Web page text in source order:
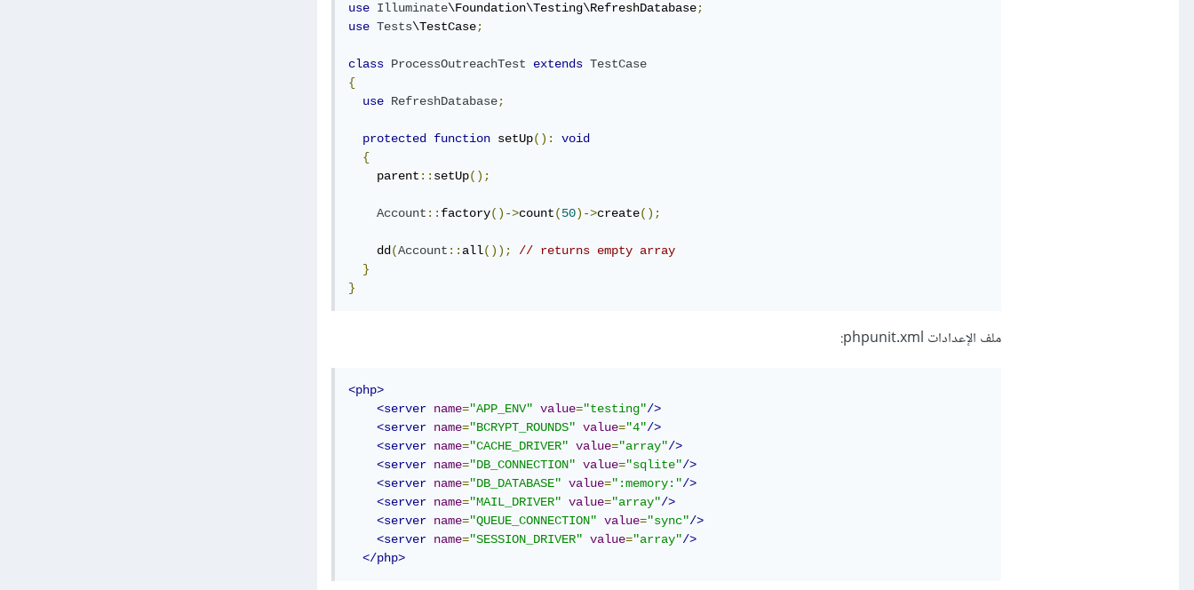
use Illuminate\Foundation\Testing\RefreshDatabase;
use Tests\TestCase;
class ProcessOutreachTest extends TestCase
{
use RefreshDatabase;
protected function setUp():
void
{
    parent
:: setUp();
Account :: factory()->count(50)->create();
    dd
(Account :: all());
// returns empty array
}
}
ملف الإعدادات phpunit.xml:
<php>
<server name="APP_ENV" value="testing"/>
<server name="BCRYPT_ROUNDS" value="4"/>
<server name="CACHE_DRIVER" value="array"/>
<server name="DB_CONNECTION" value="sqlite"/>
<server name="DB_DATABASE" value=":memory:"/>
<server name="MAIL_DRIVER" value="array"/>
<server name="QUEUE_CONNECTION" value="sync"/>
<server name="SESSION_DRIVER" value="array"/>
</php>